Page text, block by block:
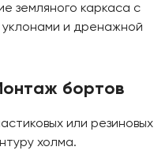
земляного каркаса с
уклонами и дренажной
бортов
или резиновых
холма.